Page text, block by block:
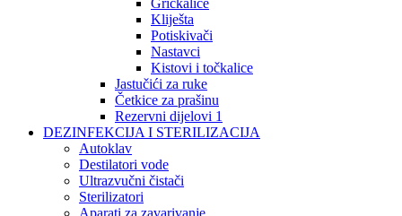
Grickalice
Kliješta
Potiskivači
Nastavci
Kistovi i točkalice
Jastučići za ruke
Četkice za prašinu
Rezervni dijelovi 1
DEZINFEKCIJA I STERILIZACIJA
Autoklav
Destilatori vode
Ultrazvučni čistači
Sterilizatori
Aparati za zavarivanje